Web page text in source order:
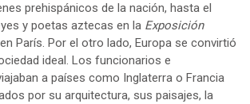
prehispánicos de la nación, hasta el
y poetas aztecas en la Exposición
París. Por el otro lado, Europa se convirtió
ideal. Los funcionarios e
a países como Inglaterra o Francia
por su arquitectura, sus paisajes, la